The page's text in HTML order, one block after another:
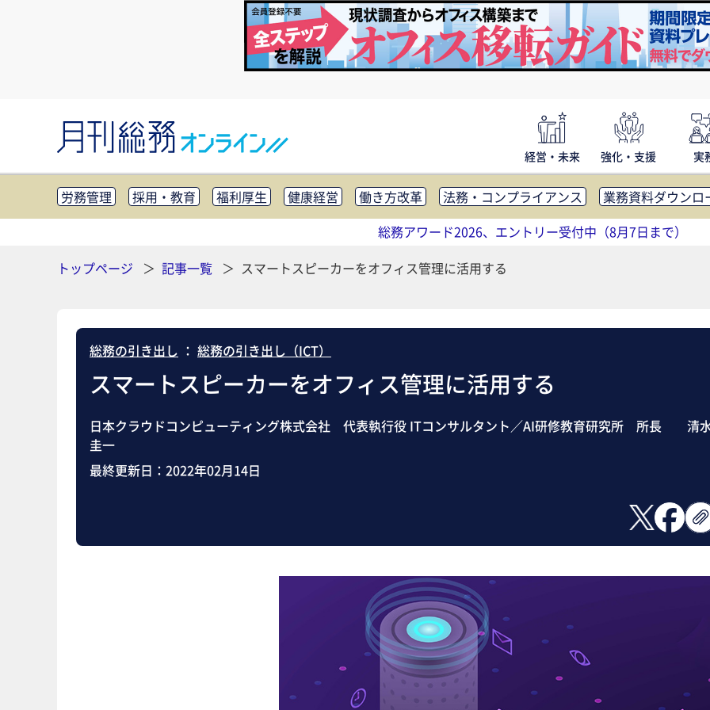
経営・未来 強化・支援 実
労務管理 採用・教育 福利厚生 健康経営 働き方改革 法務・コンプライアンス
業務資料ダウンロ
知財管理
リスクマネジメント・BCP 社外・社内広報 社外・社内コミュニケーション活性化
FM・オフ
助成金・補助金・コスト削減 アウトソーシング・BPO
調査・レ
総務アワード2026、エントリー受付中（8月7日まで）
トップページ
記事一覧 スマートスピーカーをオフィス管理に活用する
総務の引き出し ： 総務の引き出し（ICT）
スマートスピーカーをオフィス管理に活用する
日本クラウドコンピューティング株式会社 代表執行役 ITコンサルタント／AI研修教育研究所 所長 清
圭一
最終更新日： 2022年02月14日